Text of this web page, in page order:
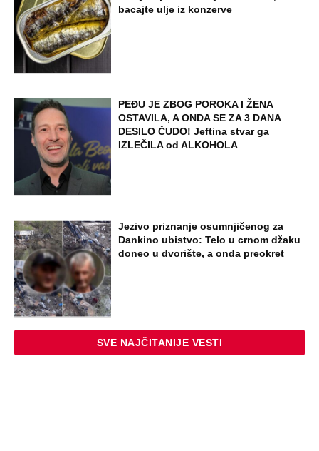
bacajte ulje iz konzerve
PEĐU JE ZBOG POROKA I ŽENA
OSTAVILA, A ONDA SE ZA 3 DANA
DESILO ČUDO! Jeftina stvar ga
IZLEČILA od ALKOHOLA
Jezivo priznanje osumnjičenog za
Dankino ubistvo: Telo u crnom džaku
doneo u dvorište, a onda preokret
SVE NAJČITANIJE VESTI